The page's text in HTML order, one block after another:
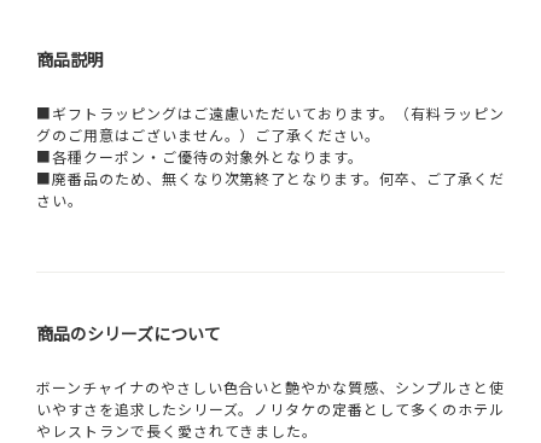
商品説明
■ギフトラッピングはご遠慮いただいております。（有料ラッピン
グのご用意はございません。）ご了承ください。
■各種クーポン・ご優待の対象外となります。
■廃番品のため、無くなり次第終了となります。何卒、ご了承くだ
さい。
商品のシリーズについて
ボーンチャイナのやさしい色合いと艶やかな質感、シンプルさと使
いやすさを追求したシリーズ。ノリタケの定番として多くのホテル
やレストランで長く愛されてきました。